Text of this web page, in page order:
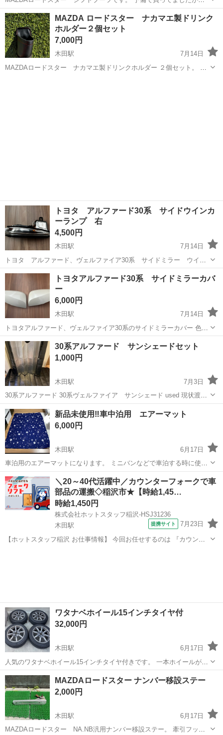
使わないまま車両を手放してしまったので不要となり売りに出しま
す。 こちらは主にコンソールレスマットなどに取付けるタイプとなり
ます。 ブーツはイエローステ...
愛知 津島市 木田駅 内装、インテリア 予備
MAZDA ロードスター ナカマエ製ドリンク
ホルダー２個セット
7,000円
木田駅
7月14日
MAZDAロードスター ナカマエ製ドリンクホルダー ２個セット。 ロ
トヨタ アルファード30系 サイドウインカ
ーランプ 右
4,500円
木田駅
7月14日
トヨタ アルファード、ヴェルファイア30系 サイドミラー ウイン
カー右のみ。 ディーラーでの取外し品。 取り外し前までは点灯は確認
ーンでお願いします
愛知 津島市 木田駅 外装、車外用品 ウインカー
トヨタアルファード30系 サイドミラーカバ
ー
6,000円
木田駅
7月14日
トヨタアルファード、ヴェルファイア30系のサイドミラーカバー 色は
パールホワイト。 左側のカバーに少し傷があります。 ディーラーの取
外し品 中古品になるので、神経質な方はご遠慮下さい。 ノークレムノ
ーリターンでお願いします。
愛知 津島市 木田駅 外装、車外用品 ミラー
30系アルファード サンシェードセット
1,000円
木田駅
7月3日
30系アルファード 30系ヴェルファイア サンシェード used 現状渡し
値下げ不可 車 カー サンシェード カーサンシェード アルファード ベ
ルファイア ヴェルファイア カーアクセサリー インテリア
愛知 あま市 木田駅 内装、インテリア
カーサンシェード
新品未使用‼️車中泊用 エアーマット
6,000円
木田駅
6月17日
車泊用のエアーマットになります。 ミニバンなどで車泊する時に使う
つもりで購入しましたが、ほとんど機会がなく未使用のまましまって
ありました。 柄は星柄で可愛いと思います。 写真撮影の為、開封はし
ましたが一度も使用してません。...
愛知 津島市 内装、インテリア
＼20～40代活躍中／カウンターフォークで車
部品の運搬◇稲沢市★【時給1,45…
時給1,450円
株式会社ホットスタッフ稲沢-HSJ31236
木田駅
提携サイト 7月23日
【ホットスタッフ稲沢 お仕事情報】 今回お任せするのは 『カウンタ
ワタナベホイール15インチタイヤ付
32,000円
木田駅
6月17日
人気のワタナベホイール15インチタイヤ付きです。 一本ホイールが曲
がってしまい手放すことにします。 他のホイールはまだ使えるかと思
います。 4穴でPDC100の15インチホイールです。 タイヤはファルケ
ンの195/50/...
愛知 津島市 タイヤ、ホイール ホイール
MAZDAロードスター ナンバー移設ステー
2,000円
木田駅
6月17日
MAZDAロードスター NA.NB汎用ナンバー移設ステー。 牽引フック